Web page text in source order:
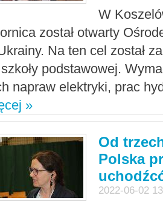
W
został otwarty
Na ten cel został
podstawowej.
napraw elektryki, prac
»
Od
Polska
2022-06-02